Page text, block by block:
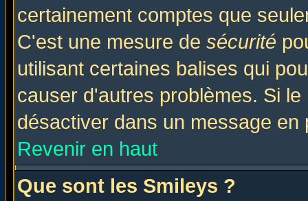
certainement comptes que
C'est une mesure de sécurité
utilisant certaines balises qui
causer d'autres problèmes. Si
désactiver dans un message
Revenir en haut
Que sont les Smileys ?